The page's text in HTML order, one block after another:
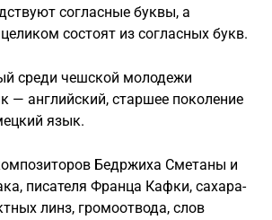
согласные буквы, а
состоят из согласных букв.
среди чешской молодежи
— английский, старшее поколение
язык.
Бедржиха Сметаны и
писателя Франца Кафки, сахара-
линз, громоотвода, слов